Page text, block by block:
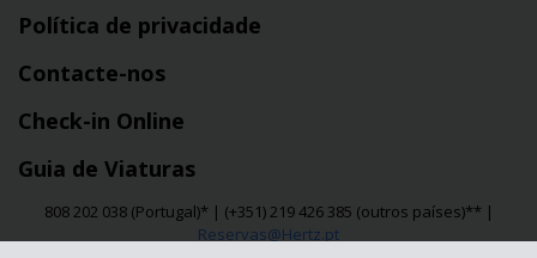
Política de privacidade
Contacte-nos
Check-in Online
Guia de Viaturas
808 202 038 (Portugal)* | (+351) 219 426 385 (outros países)** |
Reservas@Hertz.pt